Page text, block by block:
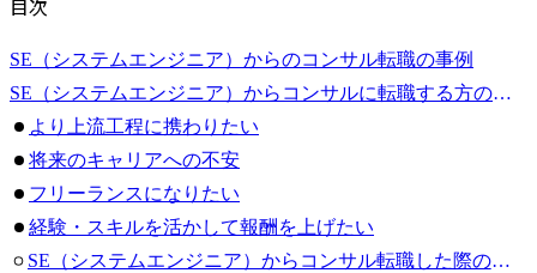
目次
SE（システムエンジニア）からのコンサル転職の事例
SE（システムエンジニア）からコンサルに転職する方の主な理由
より上流工程に携わりたい
将来のキャリアへの不安
フリーランスになりたい
経験・スキルを活かして報酬を上げたい
SE（システムエンジニア）からコンサル転職した際の年収推移